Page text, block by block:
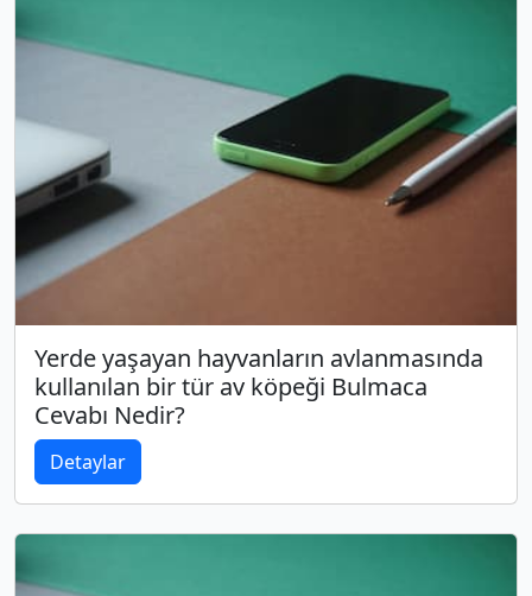
Yerde yaşayan hayvanların avlanmasında
kullanılan bir tür av köpeği Bulmaca
Cevabı Nedir?
Detaylar